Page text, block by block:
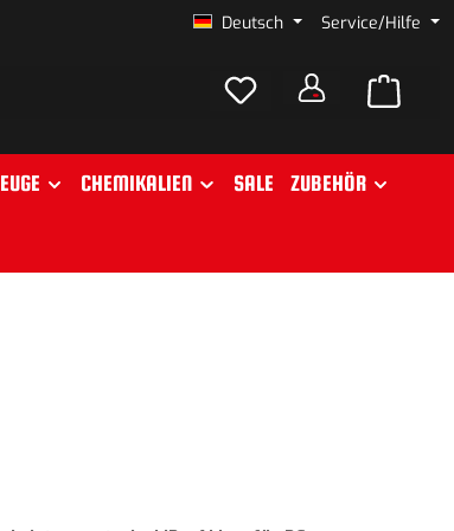
Deutsch Service/Hilfe
CHEMIKALIEN SALE ZUBEHÖR